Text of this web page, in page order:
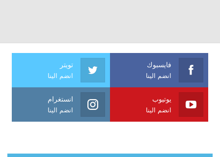
فايسبوك
انضم الينا
تويتر
انضم الينا
يوتيوب
انضم الينا
انستغرام
انضم الينا